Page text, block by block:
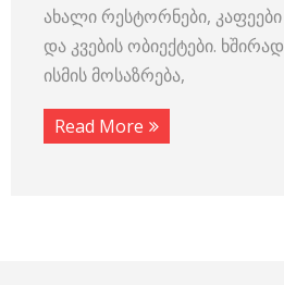
ახალი რესტორნები, კაფეები
და კვების ობიექტები. ხშირად
ისმის მოსაზრება,
Read More